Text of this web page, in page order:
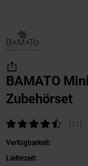
BAMATO
Zubehörset
Kundenbewertung: 4,73
(11 )
Verfügbarkeit:
Lieferzeit: